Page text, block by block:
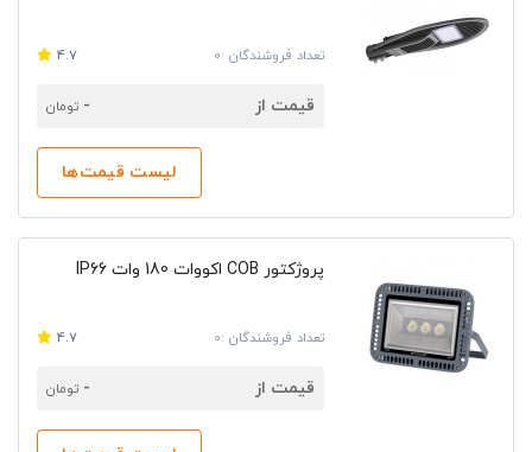
تعداد فروشندگان :0 4.7
قیمت از - تومان
لیست قیمت‌ها
پروژکتور COB اکووات 180 وات IP66
تعداد فروشندگان :0 4.7
قیمت از - تومان